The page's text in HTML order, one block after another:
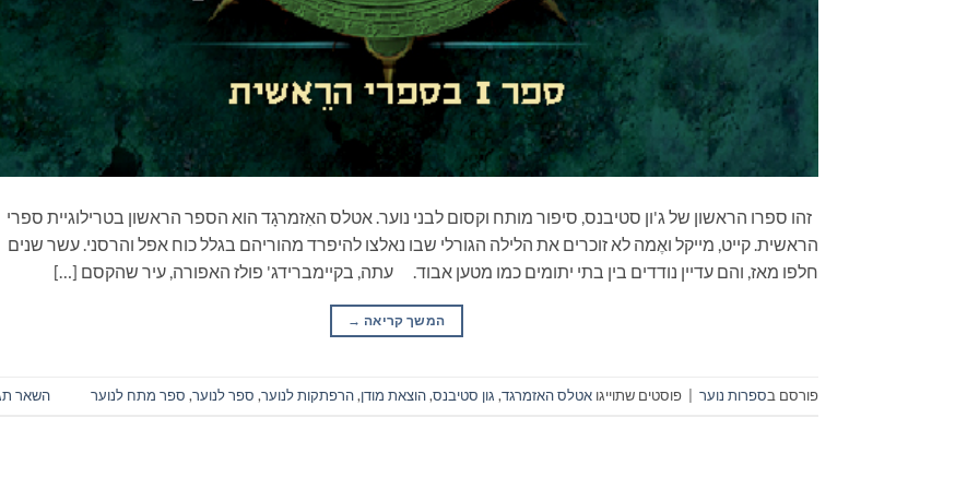
זהו ספרו הראשון של ג'ון סטיבנס, סיפור מותח וקסום לבני נוער. אטלס האִזמרגָד הוא הספר הראשון בטרילוגיית ספרי
הראשית. קייט, מייקל ואֶמה לא זוכרים את הלילה הגורלי שבו נאלצו להיפרד מהוריהם בגלל כוח אפל והרסני. עשר שנים
חלפו מאז, והם עדיין נודדים בין בתי יתומים כמו מטען אבוד. עתה, בקיימברידג' פולז האפורה, עיר שהקסם […]
המשך קריאה →
פורסם בספרות נוער פוסטים שתוייגו אטלס האזמרגד, גון סטיבנס,הוצאת מודן,הרפתקות לנוער, ספר לנוער, ספר מתח לנוער השאר